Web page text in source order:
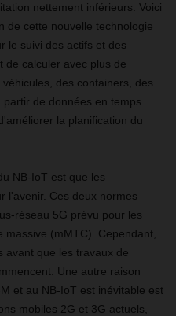
nettement inférieurs. Voici
de cette nouvelle technologie
le suivi des actifs et des
de calculer avec plus de
des containers, des
de données en temps
la planification du
NB-IoT est que les
l'avenir. Ces deux normes
réseau 5G prévu pour les
(mMTC). Cependant,
avant que les travaux de
Une autre raison
et au NB-IoT est inévitable est
mobiles 2G et 3G actuels,